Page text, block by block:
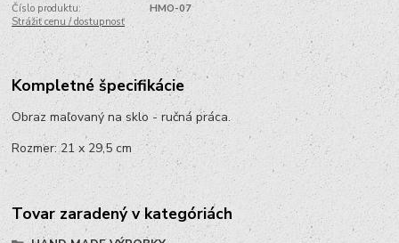
Číslo produktu:
HMO-07
Strážiť cenu / dostupnosť
Kompletné špecifikácie
Obraz maľovaný na sklo - ručná práca.
Rozmer: 21 x 29,5 cm
Tovar zaradený v kategóriách